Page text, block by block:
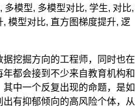
, 多模型, 多模型对比, 学生, 对比,
, 模型对比, 直方图梯度提升, 逻
挖掘方向的工程师，同时也在
都会接到不少来自教育机构和
中一个反复出现的命题，是如
有抑郁倾向的高风险个体，从